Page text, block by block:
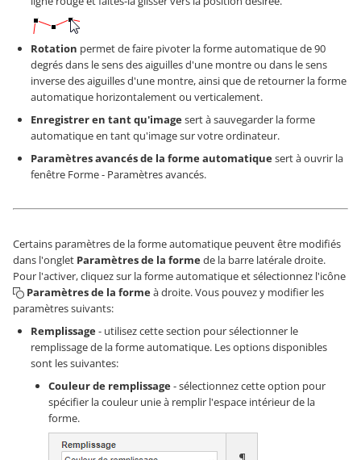
Rotation permet de faire pivoter la forme automatique de 90
degrés dans le sens des aiguilles d'une montre ou dans le sens
inverse des aiguilles d'une montre, ainsi que de retourner la forme
automatique horizontalement ou verticalement.
Enregistrer en tant qu'imagesert à sauvegarder la forme
automatique en tant qu'image sur votre ordinateur.
Paramètres avancés de la forme automatiquesert à ouvrir la
fenêtre Forme - Paramètres avancés.
Certains paramètres de la forme automatique peuvent être modifiés
dans l'onglet Paramètres de la formede la barre latérale droite.
Pour l'activer, cliquez sur la forme automatique et sélectionnez l'icône
Paramètres de la formeà droite. Vous pouvez y modifier les
paramètres suivants:
Remplissage- utilisez cette section pour sélectionner le
remplissage de la forme automatique. Les options disponibles
sont les suivantes:
Couleur de remplissage- sélectionnez cette option pour
spécifier la couleur unie à remplir l'espace intérieur de la
forme.